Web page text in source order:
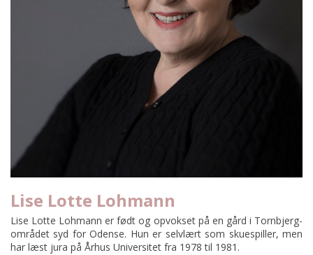
Lise Lotte Lohmann
Lise Lotte Lohmann er født og opvokset på en gård i Tornbjerg-
området syd for Odense. Hun er selvlært som skuespiller, men
har læst jura på Århus Universitet fra 1978 til 1981.